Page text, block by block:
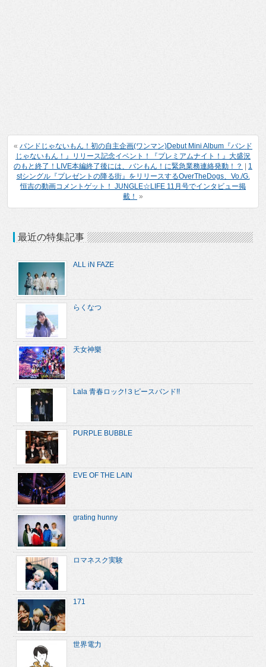
« バンドじゃないもん！初の自主企画(ワンマン)Debut Mini Album『バンド
じゃないもん！』リリース記念イベント！『プレミアムナイト！』大盛況
のもと終了！LIVE本編終了後には、バンもん！に緊急業務連絡発動！？
1
stシングル『プレゼントの降る街』をリリースするOverTheDogs、Vo./G.
恒吉の動画コメントゲット！ JUNGLE☆LIFE 11月号でインタビュー掲
載！ »
最近の特集記事
ALL iN FAZE
らくなつ
天女神樂
Lala 青春ロック!３ピースバンド!!
PURPLE BUBBLE
EVE OF THE LAIN
grating hunny
ロマネスク実験
171
世界電力